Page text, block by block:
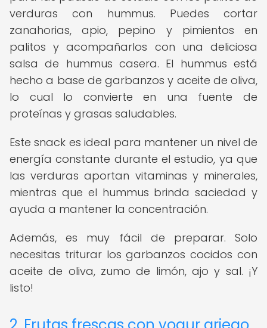
verduras con hummus. Puedes cortar
zanahorias, apio, pepino y pimientos en
palitos y acompañarlos con una deliciosa
salsa de hummus casera. El hummus está
hecho a base de garbanzos y aceite de oliva,
lo cual lo convierte en una fuente de
proteínas y grasas saludables.
Este snack es ideal para mantener un nivel de
energía constante durante el estudio, ya que
las verduras aportan vitaminas y minerales,
mientras que el hummus brinda saciedad y
ayuda a mantener la concentración.
Además, es muy fácil de preparar. Solo
necesitas triturar los garbanzos cocidos con
aceite de oliva, zumo de limón, ajo y sal. ¡Y
listo!